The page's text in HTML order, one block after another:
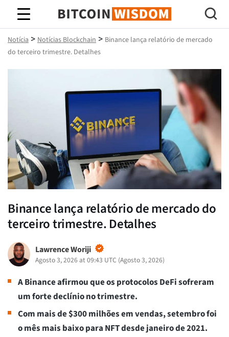
Sabedoria do Bitcoin
Notícia > Notícias Blockchain > Binance lança relatório de mercado
do terceiro trimestre. Detalhes
Binance lança relatório de mercado do
terceiro trimestre. Detalhes
Lawrence Woriji
Agosto 3, 2026 at 09:43 UTC (Agosto 3, 2026)
A Binance afirmou que os protocolos DeFi sofreram
um forte declínio no trimestre.
Com mais de $300 milhões em vendas, setembro foi
o mês mais baixo para NFT desde janeiro de 2021.